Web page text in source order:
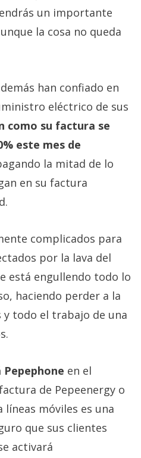
un importante
la cosa no queda
han confiado en
eléctrico de sus
como su factura se
este mes de
la mitad de lo
en su factura
complicados para
por la lava del
está engullendo todo lo
haciendo perder a la
y todo el trabajo de una
en el
de Pepeenergy o
líneas móviles es una
que sus clientes
activará